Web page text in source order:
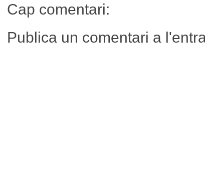
Cap comentari:
Publica un comentari a